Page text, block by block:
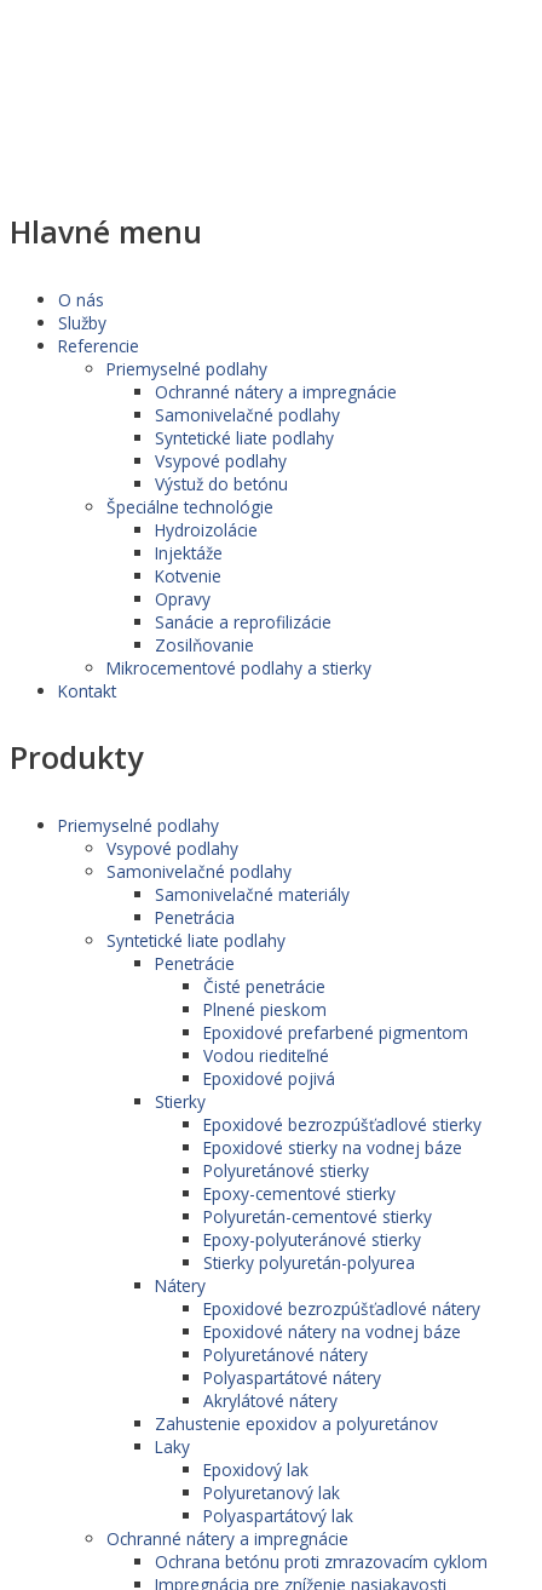
Hlavné menu
O nás
Služby
Referencie
Priemyselné podlahy
Ochranné nátery a impregnácie
Samonivelačné podlahy
Syntetické liate podlahy
Vsypové podlahy
Výstuž do betónu
Špeciálne technológie
Hydroizolácie
Injektáže
Kotvenie
Opravy
Sanácie a reprofilizácie
Zosilňovanie
Mikrocementové podlahy a stierky
Kontakt
Produkty
Priemyselné podlahy
Vsypové podlahy
Samonivelačné podlahy
Samonivelačné materiály
Penetrácia
Syntetické liate podlahy
Penetrácie
Čisté penetrácie
Plnené pieskom
Epoxidové prefarbené pigmentom
Vodou riediteľné
Epoxidové pojivá
Stierky
Epoxidové bezrozpúšťadlové stierky
Epoxidové stierky na vodnej báze
Polyuretánové stierky
Epoxy-cementové stierky
Polyuretán-cementové stierky
Epoxy-polyuteránové stierky
Stierky polyuretán-polyurea
Nátery
Epoxidové bezrozpúšťadlové nátery
Epoxidové nátery na vodnej báze
Polyuretánové nátery
Polyaspartátové nátery
Akrylátové nátery
Zahustenie epoxidov a polyuretánov
Laky
Epoxidový lak
Polyuretanový lak
Polyaspartátový lak
Ochranné nátery a impregnácie
Ochrana betónu proti zmrazovacím cyklom
Impregnácia pre zníženie nasiakavosti